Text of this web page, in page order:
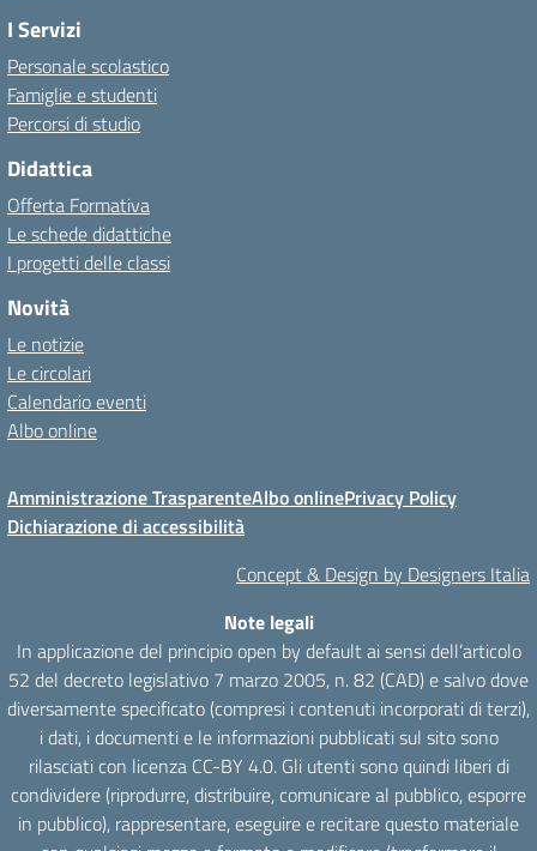
I Servizi
Personale scolastico
Famiglie e studenti
Percorsi di studio
Didattica
Offerta Formativa
Le schede didattiche
I progetti delle classi
Novità
Le notizie
Le circolari
Calendario eventi
Albo online
Amministrazione TrasparenteAlbo onlinePrivacy Policy
Dichiarazione di accessibilità
Concept & Design by Designers Italia
Note legali
In applicazione del principio open by default ai sensi dell’articolo
52 del decreto legislativo 7 marzo 2005, n. 82 (CAD) e salvo dove
diversamente specificato (compresi i contenuti incorporati di terzi),
i dati, i documenti e le informazioni pubblicati sul sito sono
rilasciati con licenza CC-BY 4.0. Gli utenti sono quindi liberi di
condividere (riprodurre, distribuire, comunicare al pubblico, esporre
in pubblico), rappresentare, eseguire e recitare questo materiale